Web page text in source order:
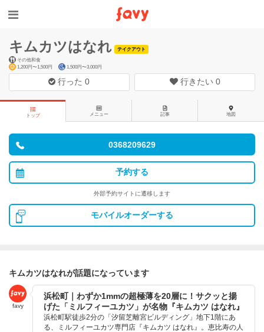
キムカツはなれ
テイクアウト
その他和食
1,200円〜1,500円
1,500円〜3,000円
行った0 行きたい 0
トップ メニュー 記事 地図
0368209629
予約する
外部予約サイトに遷移します
モバイルオーダーする
キムカツはなれが話題になっています
favy
浜松町｜わずか1mmの超極薄を20層に！サクッと揚
げた「ミルフィーユカツ」が名物『キムカツ はなれ』
浜松町駅徒歩2分の「汐留芝離宮ビルディング」地下1階にあ
る、ミルフィーユカツ専門店『キムカツ はなれ』。恵比寿の人